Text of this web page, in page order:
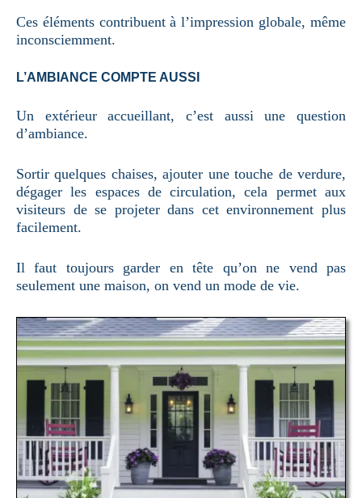
Ces éléments contribuent à l’impression globale, même
inconsciemment.
L’AMBIANCE COMPTE AUSSI
Un extérieur accueillant, c’est aussi une question
d’ambiance.
Sortir quelques chaises, ajouter une touche de verdure,
dégager les espaces de circulation, cela permet aux
visiteurs de se projeter dans cet environnement plus
facilement.
Il faut toujours garder en tête qu’on ne vend pas
seulement une maison, on vend un mode de vie.